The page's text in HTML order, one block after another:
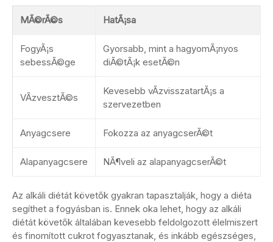
MÃ©rÃ©s HatÃ¡sa
FogyÃ¡s
sebessÃ©ge
Gyorsabb, mint a hagyomÃ¡nyos
diÃ©tÃ¡k esetÃ©n
VÃ­zvesztÃ©s
Kevesebb vÃ­zvisszatartÃ¡s a
szervezetben
Anyagcsere Fokozza az anyagcserÃ©t
Alapanyagcsere NÃ¶veli az alapanyagcserÃ©t
Az alkáli diétát követők gyakran tapasztalják, hogy a diéta
segíthet a fogyásban is. Ennek oka lehet, hogy az alkáli
diétát követők általában kevesebb feldolgozott élelmiszert
és finomított cukrot fogyasztanak, és inkább egészséges,